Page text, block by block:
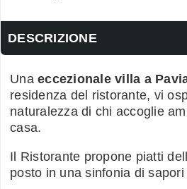
DESCRIZIONE
Una eccezionale villa a
residenza del ristorante, vi
naturalezza di chi accoglie
casa.
Il Ristorante propone piatti
posto in una sinfonia di